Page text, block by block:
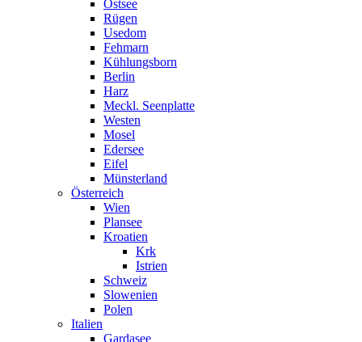
Ostsee
Rügen
Usedom
Fehmarn
Kühlungsborn
Berlin
Harz
Meckl. Seenplatte
Westen
Mosel
Edersee
Eifel
Münsterland
Österreich
Wien
Plansee
Kroatien
Krk
Istrien
Schweiz
Slowenien
Polen
Italien
Gardasee